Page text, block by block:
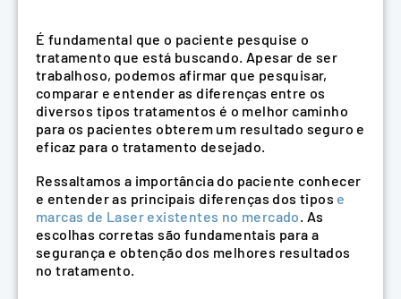
É fundamental que o paciente pesquise o
tratamento que está buscando. Apesar de ser
trabalhoso, podemos afirmar que pesquisar,
comparar e entender as diferenças entre os
diversos tipos tratamentos é o melhor caminho
para os pacientes obterem um resultado seguro e
eficaz para o tratamento desejado.
Ressaltamos a importância do paciente conhecer
e entender as principais diferenças dos tipos e
marcas de Laser existentes no mercado. As
escolhas corretas são fundamentais para a
segurança e obtenção dos melhores resultados
no tratamento.